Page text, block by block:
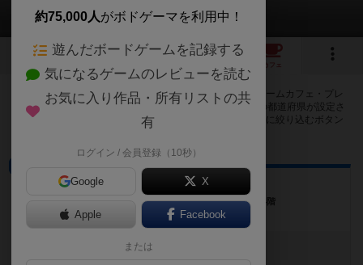
2 5
カフェ
カービィのスイーツパーティで遊ぶことができるボードゲームカフェ・プレ
イスペースが14店登録されています。公開プロフィールの都道府県が設定さ
れたアカウントでログインすると、同じ都道府県内の店舗に絞り込むボタン
アソベル
東京都新宿区四谷３丁目７ 四谷三丁目ビル 4階
お知らせはありません
約75,000人がボドゲーマを利用中！
遊んだボードゲームを記録する
気になるゲームのレビューを読む
お気に入り作品・所有リストの共
有
ログイン / 会員登録（10秒）
Google X
Apple Facebook
または